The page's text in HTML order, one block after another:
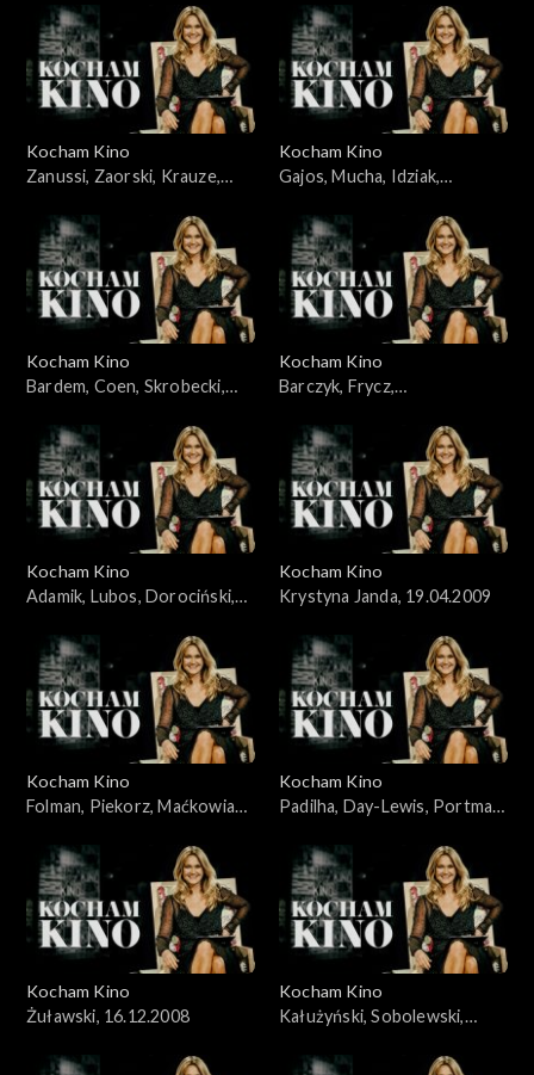
Kocham Kino
Zanussi, Zaorski, Krauze,
Kocham Kino
Gajos, Mucha, Idziak,
Kocham Kino
Bardem, Coen, Skrobecki,
Kocham Kino
Barczyk, Frycz,
04.11.2008
Kocham Kino
Adamik, Lubos, Dorociński,
Kocham Kino
Krystyna Janda, 19.04.2009
Kocham Kino
Folman, Piekorz, Maćkowiak,
Kocham Kino
Padilha, Day-Lewis, Portman,
Kocham Kino
Żuławski, 16.12.2008
Kocham Kino
Kałużyński, Sobolewski,